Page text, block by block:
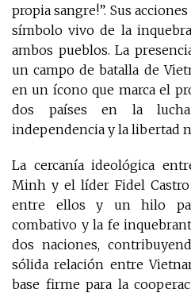
propia sangre!”. Sus
símbolo vivo de la
ambos pueblos. La
un campo de batalla de
en un ícono que marca el
dos países en la
independencia y la libertad
La cercanía ideológica
Minh y el líder Fidel
entre ellos y un hilo
combativo y la fe
dos naciones,
sólida relación entre
base firme para la